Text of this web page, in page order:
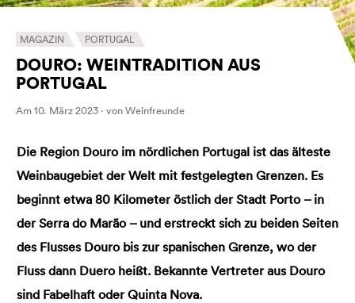
MAGAZIN PORTUGAL
DOURO: WEINTRADITION AUS
PORTUGAL
Am 10. März 2023 · von Weinfreunde
Die Region Douro im nördlichen Portugal ist das älteste
Weinbaugebiet der Welt mit festgelegten Grenzen. Es
beginnt etwa 80 Kilometer östlich der Stadt Porto – in
der Serra do Marão – und erstreckt sich zu beiden Seiten
des Flusses Douro bis zur spanischen Grenze, wo der
Fluss dann Duero heißt. Bekannte Vertreter aus Douro
sind Fabelhaft oder Quinta Nova.